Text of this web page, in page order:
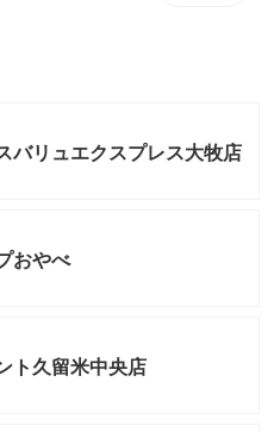
バリュエクスプレス大牧店
おやべ
ト久留米中央店